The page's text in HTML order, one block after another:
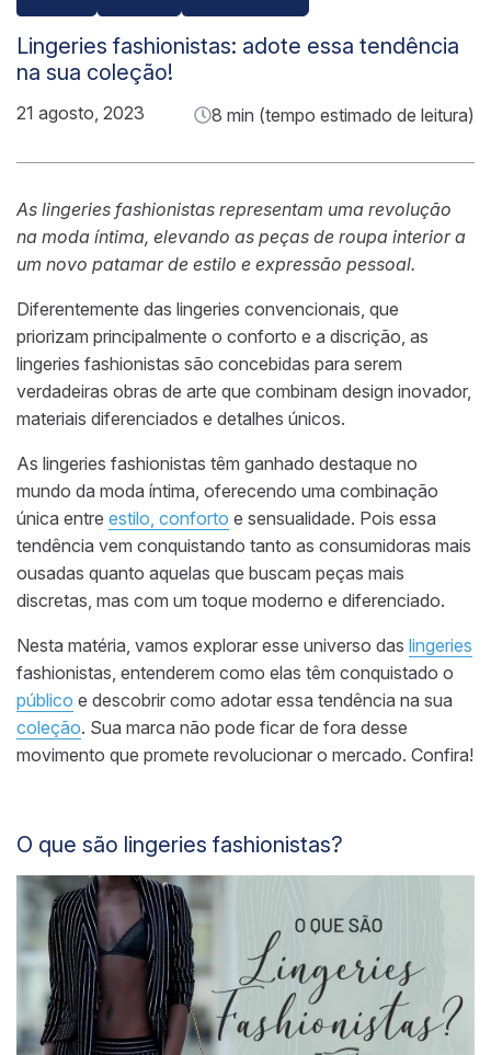
Lingeries fashionistas: adote essa tendência
na sua coleção!
21 agosto, 2023 8 min (tempo estimado de leitura)
As lingeries fashionistas representam uma revolução
na moda íntima, elevando as peças de roupa interior a
um novo patamar de estilo e expressão pessoal.
Diferentemente das lingeries convencionais, que
priorizam principalmente o conforto e a discrição, as
lingeries fashionistas são concebidas para serem
verdadeiras obras de arte que combinam design inovador,
materiais diferenciados e detalhes únicos.
As lingeries fashionistas têm ganhado destaque no
mundo da moda íntima, oferecendo uma combinação
única entre estilo, conforto e sensualidade. Pois essa
tendência vem conquistando tanto as consumidoras mais
ousadas quanto aquelas que buscam peças mais
discretas, mas com um toque moderno e diferenciado.
Nesta matéria, vamos explorar esse universo das lingeries
fashionistas, entenderem como elas têm conquistado o
público e descobrir como adotar essa tendência na sua
coleção. Sua marca não pode ficar de fora desse
movimento que promete revolucionar o mercado. Confira!
O que são lingeries fashionistas?